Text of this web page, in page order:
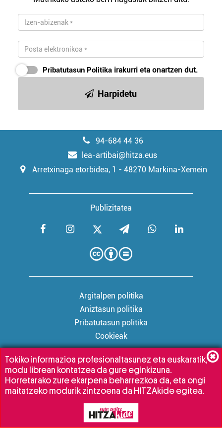
Pribatutasun Politika irakurri eta onartzen dut.
Harpidetu
94-684 44 36
lea-artibai@hitza.eus
Arretxinaga etorbidea, 1 - 48270 Markina-Xemein
Publizitatea
Argitalpen politika
Aniztasun politika
Pribatutasun politika
Cookieak
Babesleak:
Tokiko informazioa profesionaltasunez eta euskaratik,
modu librean kontatzea da gure eginkizuna.
Horretarako zure ekarpena beharrezkoa da, eta ongi
maitatzeko modurik zintzoena da HITZAkide egitea.